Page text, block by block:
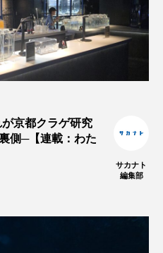
マグロ グッピー
ケブカガニ
イムシ
京都クラゲ研究
側─【連載：わた
サカナト
編集部